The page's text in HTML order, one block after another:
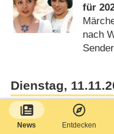
News Entdecken
für
nach
Dienstag,
Welke
TV-